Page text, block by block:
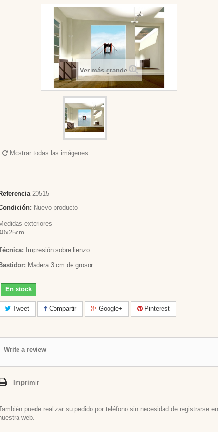
Ver más grande
Mostrar todas las imágenes
20515
Nuevo producto
exteriores
Impresión sobre lienzo
Madera 3 cm de grosor
En stock
Tweet Compartir Google+ Pinterest
Write a review
Imprimir
puede realizar su pedido por teléfono sin necesidad de registrarse en
web.